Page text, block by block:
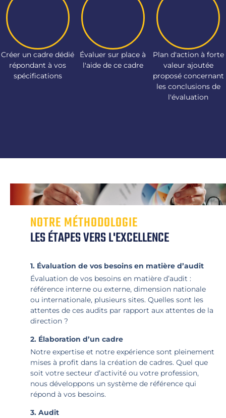
Créer un cadre dédié
répondant à vos
spécifications
Évaluer sur place à
l'aide de ce cadre
Plan d'action à forte
valeur ajoutée
proposé concernant
les conclusions de
l'évaluation
NOTRE MÉTHODOLOGIE
LES ÉTAPES VERS L'EXCELLENCE
1. Évaluation de vos besoins en matière d’audit
Évaluation de vos besoins en matière d’audit :
référence interne ou externe, dimension nationale
ou internationale, plusieurs sites. Quelles sont les
attentes de ces audits par rapport aux attentes de la
direction ?
2. Élaboration d’un cadre
Notre expertise et notre expérience sont pleinement
mises à profit dans la création de cadres. Quel que
soit votre secteur d’activité ou votre profession,
nous développons un système de référence qui
répond à vos besoins.
3. Audit